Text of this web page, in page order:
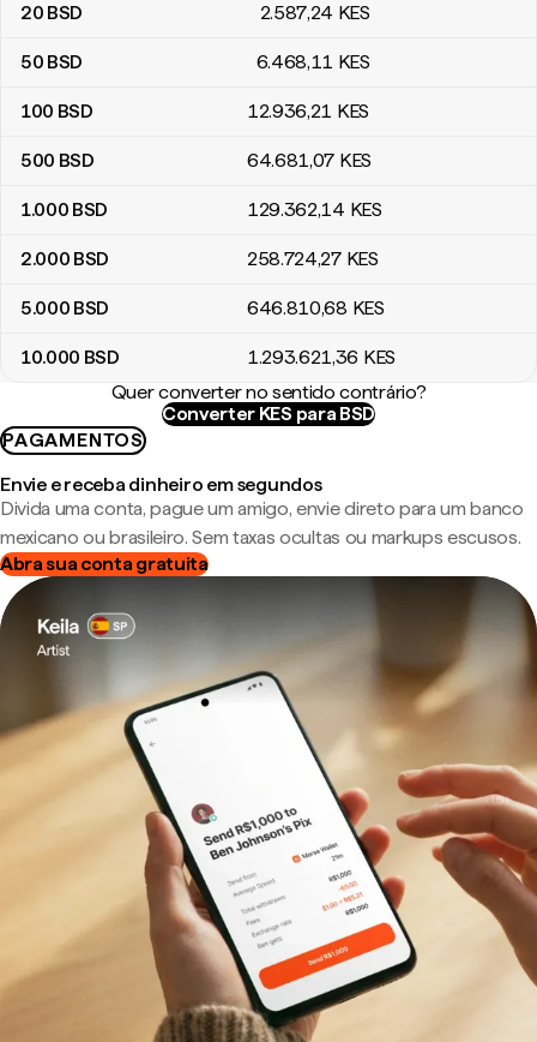
20 BSD 2.587,24 KES
50 BSD 6.468,11 KES
100 BSD 12.936,21 KES
500 BSD 64.681,07 KES
1.000 BSD 129.362,14 KES
2.000 BSD 258.724,27 KES
5.000 BSD 646.810,68 KES
10.000 BSD 1.293.621,36 KES
Quer converter no sentido contrário?
Converter KES para BSD
PAGAMENTOS
Envie e receba dinheiro em segundos
Divida uma conta, pague um amigo, envie direto para um banco
mexicano ou brasileiro. Sem taxas ocultas ou markups escusos.
Abra sua conta gratuita